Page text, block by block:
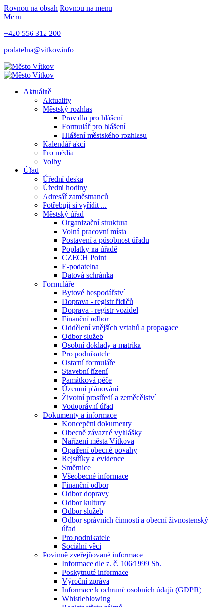
Rovnou na obsah Rovnou na menu
Menu
+420 556 312 200
podatelna@vitkov.info
Aktuálně
Aktuality
Městský rozhlas
Pravidla pro hlášení
Formulář pro hlášení
Hlášení městského rozhlasu
Kalendář akcí
Pro média
Volby
Úřad
Úřední deska
Úřední hodiny
Adresář zaměstnanců
Potřebuji si vyřídit ...
Městský úřad
Organizační struktura
Volná pracovní místa
Postavení a působnost úřadu
Poplatky na úřadě
CZECH Point
E-podatelna
Datová schránka
Formuláře
Bytové hospodářství
Doprava - registr řidičů
Doprava - registr vozidel
Finanční odbor
Oddělení vnějších vztahů a propagace
Odbor služeb
Osobní doklady a matrika
Pro podnikatele
Ostatní formuláře
Stavební řízení
Památková péče
Územní plánování
Životní prostředí a zemědělství
Vodoprávní úřad
Dokumenty a informace
Koncepční dokumenty
Obecně závazné vyhlášky
Nařízení města Vítkova
Opatření obecné povahy
Rejstříky a evidence
Směrnice
Všeobecné informace
Finanční odbor
Odbor dopravy
Odbor kultury
Odbor služeb
Odbor správních činností a obecní živnostenský
úřad
Pro podnikatele
Sociální věci
Povinně zveřejňované informace
Informace dle z. č. 106⁄1999 Sb.
Poskytnuté informace
Výroční zpráva
Informace k ochraně osobních údajů (GDPR)
Whistleblowing